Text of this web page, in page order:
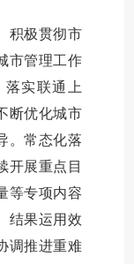
极贯彻市
市管理工作
落实联通上
断优化城市
。常态化落
开展重点目
等专项内容
结果运用效
调推进重难